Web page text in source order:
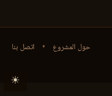
حول المشروع • اتصل بنا
☀